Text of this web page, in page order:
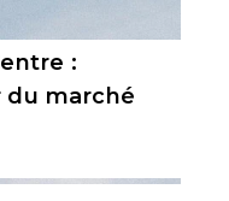
:
du marché